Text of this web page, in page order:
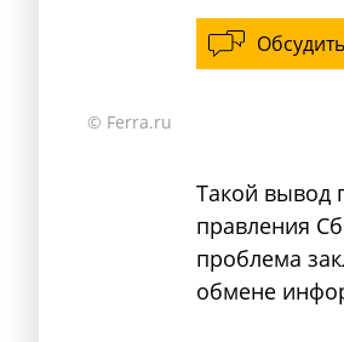
Обсудить
© Ferra.ru
Такой вывод
правления
проблема
обмене